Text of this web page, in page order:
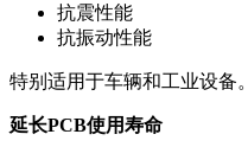
抗震性能
抗振动性能
特别适用于车辆和工业设备。
延长PCB使用寿命